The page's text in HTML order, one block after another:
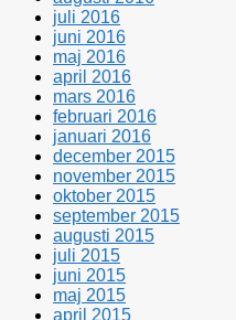
juli 2016
juni 2016
maj 2016
april 2016
mars 2016
februari 2016
januari 2016
december 2015
november 2015
oktober 2015
september 2015
augusti 2015
juli 2015
juni 2015
maj 2015
april 2015